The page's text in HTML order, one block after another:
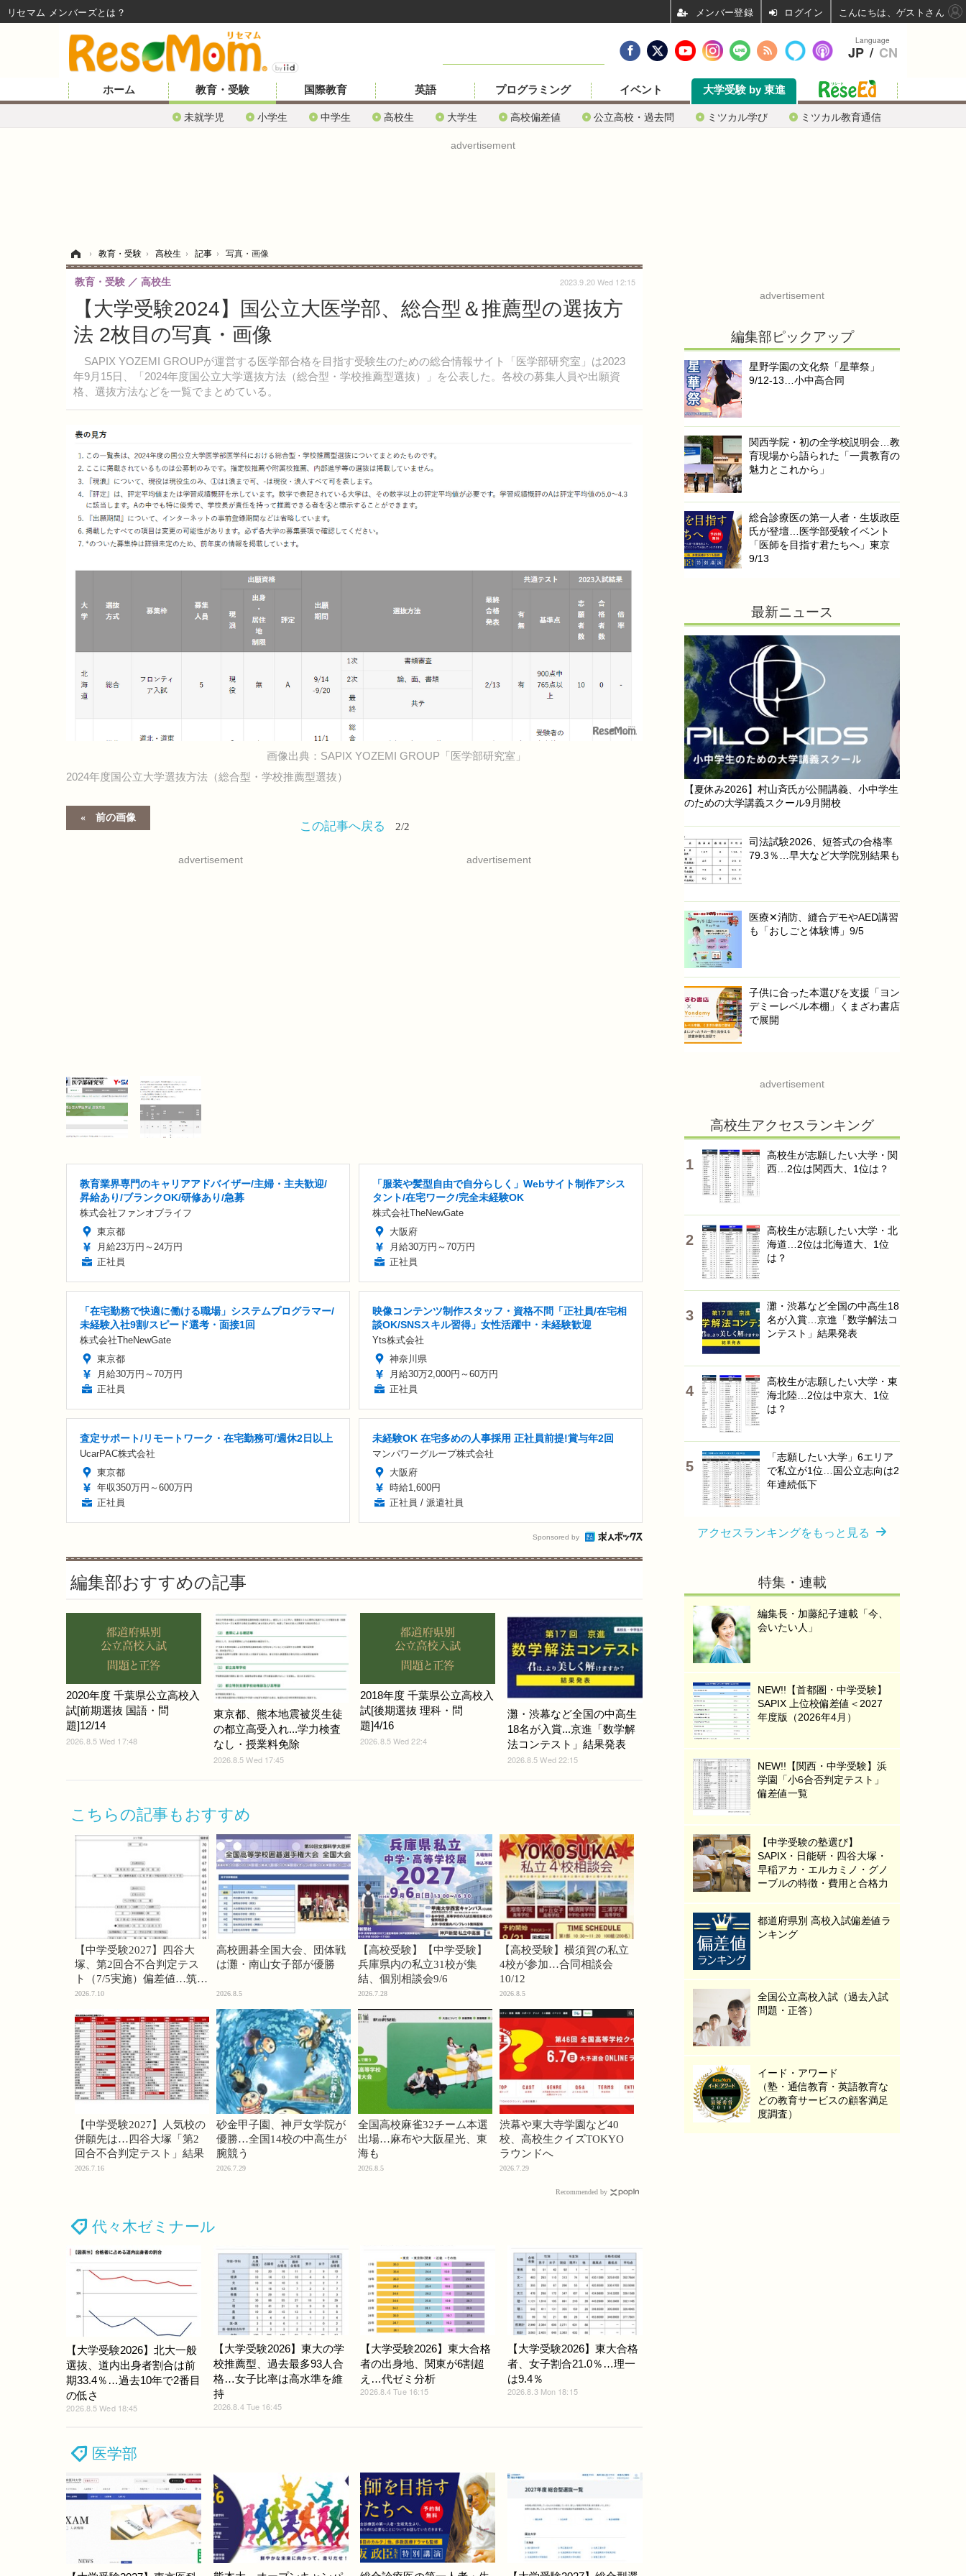
ホーム 教育・受験
未就学児 小学生 中学生 高校生 大学生 高校偏差値 公立高校・過去問 ミツカル学び ミツカル教育通信
国際教育 英語 プログラミング イベント 大学受験 by 東進
advertisement
› 教育・受験 › 高校生 › 記事 › 写真・画像
【大学受験2024】国公立大医学部、総合型＆推薦型の選抜方
法 2枚目の写真・画像
SAPIX YOZEMI GROUPが運営する医学部合格を目指す受験生のための総合情報サイト「医学部研究室」は2023
年9月15日、「2024年度国公立大学選抜方法（総合型・学校推薦型選抜）」を公表した。各校の募集人員や出願資
格、選抜方法などを一覧でまとめている。
教育・受験 高校生 2023.9.20 Wed 12:15
画像出典：SAPIX YOZEMI GROUP「医学部研究室」
2024年度国公立大学選抜方法（総合型・学校推薦型選抜）
前の画像
この記事へ戻る 2/2
advertisement advertisement
教育業界専門のキャリアアドバイザー/主婦・主夫歓迎/
昇給あり/ブランクOK/研修あり/急募
株式会社ファンオブライフ
東京都
月給23万円～24万円
正社員
「服装や髪型自由で自分らしく」Webサイト制作アシス
タント/在宅ワーク/完全未経験OK
株式会社TheNewGate
大阪府
月給30万円～70万円
正社員
「在宅勤務で快適に働ける職場」システムプログラマー/
未経験入社9割/スピード選考・面接1回
株式会社TheNewGate
東京都
月給30万円～70万円
正社員
映像コンテンツ制作スタッフ・資格不問「正社員/在宅相
談OK/SNSスキル習得」女性活躍中・未経験歓迎
Yts株式会社
神奈川県
月給30万2,000円～60万円
正社員
査定サポート/リモートワーク・在宅勤務可/週休2日以上
UcarPAC株式会社
東京都
年収350万円～600万円
正社員
未経験OK 在宅多めの人事採用 正社員前提!賞与年2回
マンパワーグループ株式会社
大阪府
時給1,600円
正社員 / 派遣社員
Sponsored by
編集部おすすめの記事
2020年度 千葉県公立高校入
試[前期選抜 国語・問
題]12/14
2026.8.5 Wed 17:48
東京都、熊本地震被災生徒
の都立高受入れ...学力検査
なし・授業料免除
2026.8.5 Wed 17:45
2018年度 千葉県公立高校入
試[後期選抜 理科・問
題]4/16
2026.8.5 Wed 22:4
灘・渋幕など全国の中高生
18名が入賞...京進「数学解
法コンテスト」結果発表
2026.8.5 Wed 22:15
こちらの記事もおすすめ
【中学受験2027】四谷大
塚、第2回合不合判定テス
ト（7/5実施）偏差値…筑駒
74・桜蔭70＜PR＞
2026.7.10
高校囲碁全国大会、団体戦
は灘・南山女子部が優勝
2026.8.5
【高校受験】【中学受験】
兵庫県内の私立31校が集
結、個別相談会9/6
2026.7.28
【高校受験】横須賀の私立
4校が参加…合同相談会
10/12
2026.8.5
【中学受験2027】人気校の
併願先は…四谷大塚「第2
回合不合判定テスト」結果
2026.7.16
砂金甲子園、神戸女学院が
優勝…全国14校の中高生が
腕競う
2026.7.29
全国高校麻雀32チーム本選
出場…麻布や大阪星光、東
海も
2026.8.5
渋幕や東大寺学園など40
校、高校生クイズTOKYO
ラウンドへ
2026.7.29
Recommended by
代々木ゼミナール
【大学受験2026】北大一般
選抜、道内出身者割合は前
期33.4％…過去10年で2番目
の低さ
2026.8.5 Wed 18:45
【大学受験2026】東大の学
校推薦型、過去最多93人合
格…女子比率は高水準を維
持
2026.8.4 Tue 16:45
【大学受験2026】東大合格
者の出身地、関東が6割超
え…代ゼミ分析
2026.8.4 Tue 16:15
【大学受験2026】東大合格
者、女子割合21.0％…理一
は9.4％
2026.8.3 Mon 18:15
医学部
advertisement
編集部ピックアップ
星野学園の文化祭「星華祭」
9/12-13…小中高合同
関西学院・初の全学校説明会…教
育現場から語られた「一貫教育の
魅力とこれから」
総合診療医の第一人者・生坂政臣
氏が登壇…医学部受験イベント
「医師を目指す君たちへ」東京
9/13
最新ニュース
【夏休み2026】村山斉氏が公開講義、小中学生
のための大学講義スクール9月開校
司法試験2026、短答式の合格率
79.3％…早大など大学院別結果も
医療✕消防、縫合デモやAED講習
も「おしごと体験博」9/5
子供に合った本選びを支援「ヨン
デミーレベル本棚」くまざわ書店
で展開
advertisement
高校生アクセスランキング
高校生が志願したい大学・関
西…2位は関西大、1位は？
高校生が志願したい大学・北
海道…2位は北海道大、1位
は？
灘・渋幕など全国の中高生18
名が入賞…京進「数学解法コ
ンテスト」結果発表
高校生が志願したい大学・東
海北陸…2位は中京大、1位
は？
「志願したい大学」6エリア
で私立が1位…国公立志向は2
年連続低下
アクセスランキングをもっと見る
特集・連載
編集長・加藤紀子連載「今、
会いたい人」
NEW!!【首都圏・中学受験】
SAPIX 上位校偏差値＜2027
年度版（2026年4月）
NEW!!【関西・中学受験】浜
学園「小6合否判定テスト」
偏差値一覧
【中学受験の塾選び】
SAPIX・日能研・四谷大塚・
早稲アカ・エルカミノ・グノ
ーブルの特徴・費用と合格力
都道府県別 高校入試偏差値ラ
ンキング
全国公立高校入試（過去入試
問題・正答）
イード・アワード
（塾・通信教育・英語教育な
どの教育サービスの顧客満足
度調査）
Language
JP / CN
リセマム メンバーズ ログイン こんにちは、ゲストさん